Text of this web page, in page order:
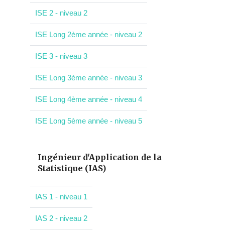
ISE 2 - niveau 2
ISE Long 2ème année - niveau 2
ISE 3 - niveau 3
ISE Long 3ème année - niveau 3
ISE Long 4ème année - niveau 4
ISE Long 5ème année - niveau 5
Ingénieur d'Application de la
Statistique (IAS)
IAS 1 - niveau 1
IAS 2 - niveau 2